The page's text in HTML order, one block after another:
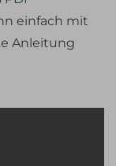
einfach mit
Anleitung